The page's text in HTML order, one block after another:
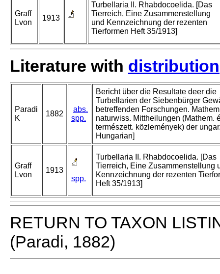
Graff
Lvon
1913
Turbellaria II. Rhabdocoelida. [Das
Tierreich, Eine Zusammenstellung
und Kennzeichnung der rezenten
Tierformen Heft 35/1913]
Literature with distribution
Paradi
K
1882
abs.
spp.
Bericht über die Resultate deer die
Turbellarien der Siebenbürger
betreffenden Forschungen.
naturwiss. Mittheilungen (Mathem.
természett. közlemények) der
Hungarian]
Graff
Lvon
1913
spp.
Turbellaria II. Rhabdocoelida. [Das
Tierreich, Eine Zusammenstellung
Kennzeichnung der rezenten
Heft 35/1913]
RETURN TO TAXON
(Paradi, 1882)